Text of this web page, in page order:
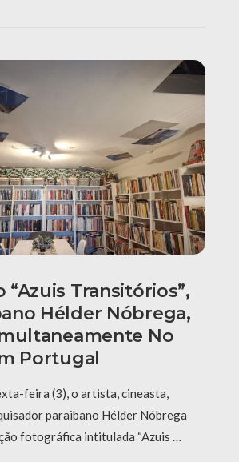
“Azuis Transitórios”,
Hélder Nóbrega,
No
Portugal
feira (3), o artista, cineasta,
paraibano Hélder Nóbrega
fotográfica intitulada “Azuis …